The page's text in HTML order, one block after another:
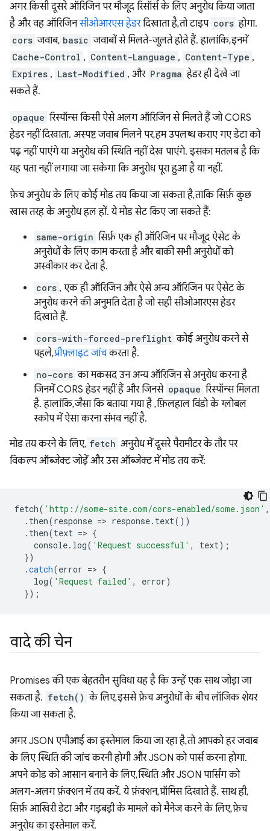
अगर किसी दूसरे ऑरिजिन पर मौजूद रिसॉर्स के लिए अनुरोध किया जाता
है और वह ऑरिजिनसीओआरएस हेडरदिखाता है, तो टाइप cors होगा.
cors जवाब, basic जवाबों से मिलते-जुलते होते हैं. हालांकि, इनमें
Cache-Control , Content-Language , Content-Type ,
Expires , Last-Modified , और Pragma हेडर ही देखे जा
सकते हैं.
opaque रिस्पॉन्स किसी ऐसे अलग ऑरिजिन से मिलते हैं जो CORS
हेडर नहीं दिखाता. अस्पष्ट जवाब मिलने पर, हम उपलब्ध कराए गए डेटा को
पढ़ नहीं पाएंगे या अनुरोध की स्थिति नहीं देख पाएंगे. इसका मतलब है कि
यह पता नहीं लगाया जा सकेगा कि अनुरोध पूरा हुआ है या नहीं.
फ़ेच अनुरोध के लिए कोई मोड तय किया जा सकता है, ताकि सिर्फ़ कुछ
खास तरह के अनुरोध हल हों. ये मोड सेट किए जा सकते हैं:
same-origin सिर्फ़ एक ही ऑरिजिन पर मौजूद ऐसेट के
अनुरोधों के लिए काम करता है और बाकी सभी अनुरोधों को
अस्वीकार कर देता है.
cors , एक ही ऑरिजिन और ऐसे अन्य ऑरिजिन पर ऐसेट के
अनुरोध करने की अनुमति देता है जो सही सीओआरएस हेडर
दिखाते हैं.
cors-with-forced-preflight कोई अनुरोध करने से
पहले,प्रीफ़्लाइट जांचकरता है.
no-cors का मकसद उन अन्य ऑरिजिन से अनुरोध करना है
जिनमें CORS हेडर नहीं हैं और जिनसे opaque रिस्पॉन्स मिलता
है. हालांकि, जैसा कि बताया गया है , फ़िलहाल विंडो के ग्लोबल
स्कोप में ऐसा करना संभव नहीं है.
मोड तय करने के लिए, fetch अनुरोध में दूसरे पैरामीटर के तौर पर
विकल्प ऑब्जेक्ट जोड़ें और उस ऑब्जेक्ट में मोड तय करें:
fetch( 'http://some-site.com/cors-enabled/some.json' ,
. then(response => response. text())
. then(text => {
console. log( 'Request successful' , text);
})
.catch(error => {
log( 'Request failed' , error)
});
वादे की चेन
Promises की एक बेहतरीन सुविधा यह है कि उन्हें एक साथ जोड़ा जा
सकता है. fetch() के लिए, इससे फ़ेच अनुरोधों के बीच लॉजिक शेयर
किया जा सकता है.
अगर JSON एपीआई का इस्तेमाल किया जा रहा है, तो आपको हर जवाब
के लिए स्थिति की जांच करनी होगी और JSON को पार्स करना होगा.
अपने कोड को आसान बनाने के लिए, स्थिति और JSON पार्सिंग को
अलग-अलग फ़ंक्शन में तय करें. ये फ़ंक्शन, प्रॉमिस दिखाते हैं. साथ ही,
सिर्फ़ आखिरी डेटा और गड़बड़ी के मामले को मैनेज करने के लिए, फ़ेच
अनुरोध का इस्तेमाल करें.